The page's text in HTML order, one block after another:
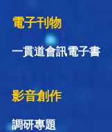
電子刊物
一貫道會訊電子書
影音創作
調研專題